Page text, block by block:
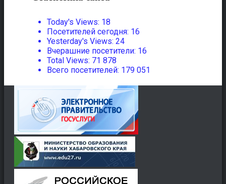
Today's Views: 18
Посетителей сегодня: 16
Yesterday's Views: 24
Вчерашние посетители: 16
Total Views: 71 878
Всего посетителей: 179 051